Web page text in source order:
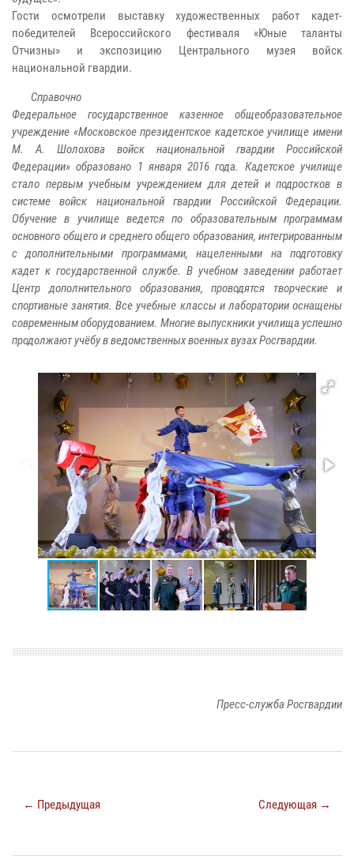
Гости осмотрели выставку художественных работ кадет-
победителей Всероссийского фестиваля «Юные таланты
Отчизны» и экспозицию Центрального музея войск
национальной гвардии.
Справочно
Федеральное государственное казенное общеобразовательное
учреждение «Московское президентское кадетское училище имени
М. А. Шолохова войск национальной гвардии Российской
Федерации» образовано 1 января 2016 года. Кадетское училище
стало первым учебным учреждением для детей и подростков в
системе войск национальной гвардии Российской Федерации.
Обучение в училище ведется по образовательным программам
основного общего и среднего общего образования, интегрированным
с дополнительными программами, нацеленными на подготовку
кадет к государственной службе. В учебном заведении работает
Центр дополнительного образования, проводятся творческие и
спортивные занятия. Все учебные классы и лаборатории оснащены
современным оборудованием. Многие выпускники училища успешно
продолжают учёбу в ведомственных военных вузах Росгвардии.
Пресс-служба Росгвардии
← Предыдущая Следующая →